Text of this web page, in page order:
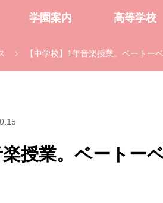
学園案内 高等学校
【中学校】1年音楽授業。ベートー
楽授業。ベートー